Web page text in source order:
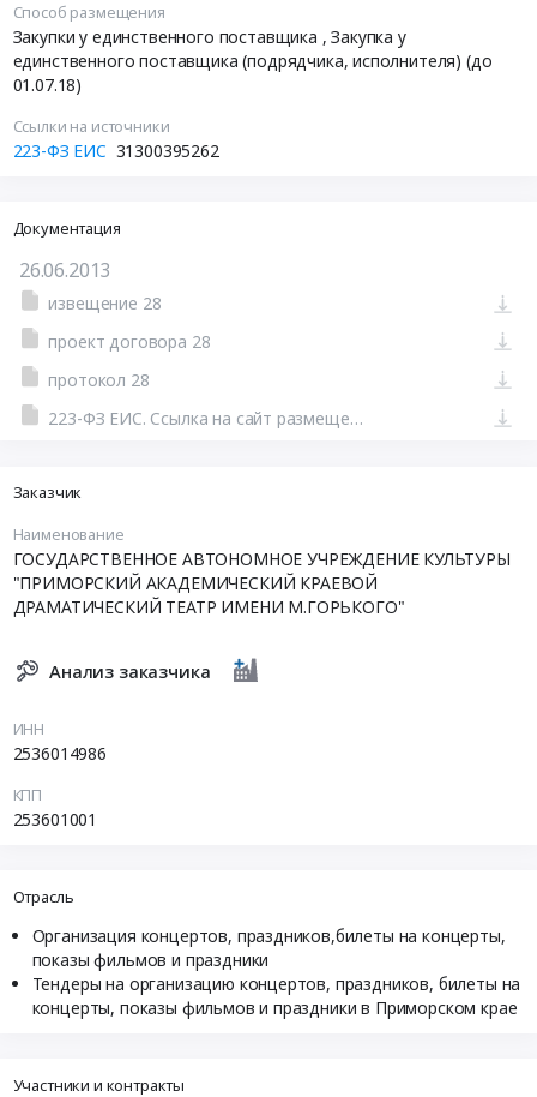
Способ размещения
Закупки у единственного поставщика , Закупка у
единственного поставщика (подрядчика, исполнителя) (до
01.07.18)
Ссылки на источники
223-ФЗ ЕИС 31300395262
Документация
26.06.2013
извещение 28
проект договора 28
протокол 28
223-ФЗ ЕИС. Ссылка на сайт размещения тендера #801405041145.doc
Заказчик
Наименование
ГОСУДАРСТВЕННОЕ АВТОНОМНОЕ УЧРЕЖДЕНИЕ КУЛЬТУРЫ
"ПРИМОРСКИЙ АКАДЕМИЧЕСКИЙ КРАЕВОЙ
ДРАМАТИЧЕСКИЙ ТЕАТР ИМЕНИ М.ГОРЬКОГО"
Анализ заказчика
ИНН
2536014986
КПП
253601001
Отрасль
Организация концертов, праздников,билеты на концерты,
показы фильмов и праздники
Тендеры на организацию концертов, праздников, билеты на
концерты, показы фильмов и праздники в Приморском крае
Участники и контракты